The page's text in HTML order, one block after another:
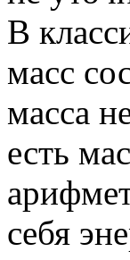
В
масс
масса
есть
себя